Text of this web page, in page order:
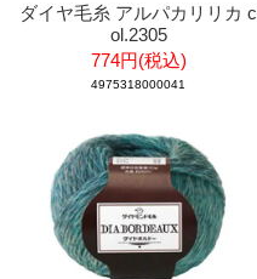
ダイヤ毛糸 アルパカリリカ c
ol.2305
774円(税込)
4975318000041